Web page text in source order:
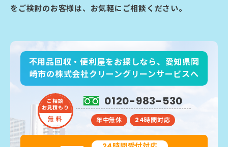
をご検討のお客様は、お気軽にご相談ください。
不用品回収・便利屋をお探しなら、愛知県岡
崎市の株式会社クリーングリーンサービスへ
ご相談
お見積もり
無 料
0120-983-530
年中無休 24時間対応